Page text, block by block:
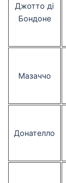
Джотто ді
Бондоне
Мазаччо
Донателло